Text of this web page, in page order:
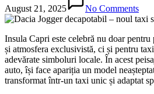
August 21, 2025 No Comments
Insula Capri este celebră nu doar pentru
și atmosfera exclusivistă, ci și pentru
adevărate simboluri locale. În acest
auto, își face apariția un model
transformat într-un taxi unic și adaptat